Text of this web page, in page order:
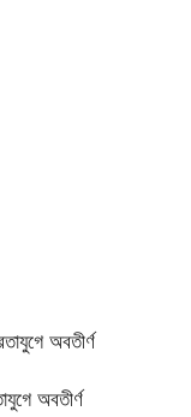
অবতীর্ণ
অবতীর্ণ